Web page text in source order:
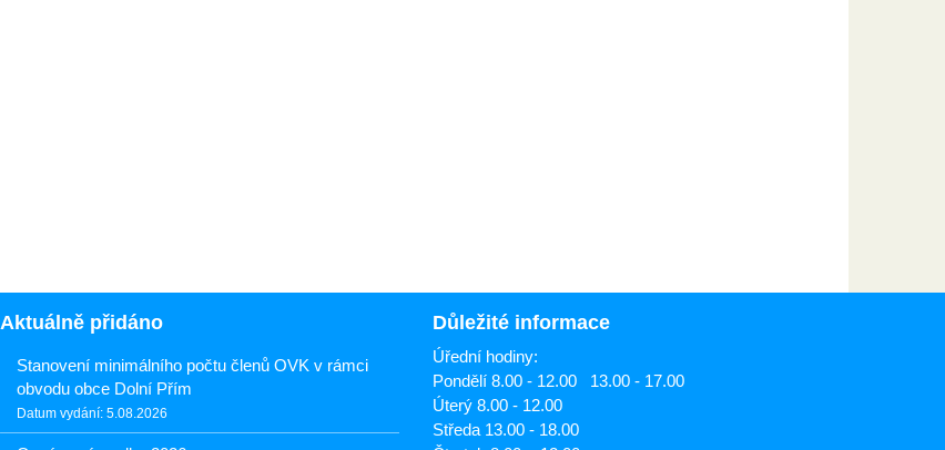
Aktuálně přidáno
Stanovení minimálního počtu členů OVK v rámci
obvodu obce Dolní Přím
Datum vydání: 5.08.2026
Důležité informace
Úřední hodiny:
Pondělí 8.00 - 12.00 13.00 - 17.00
Úterý 8.00 - 12.00
Středa 13.00 - 18.00